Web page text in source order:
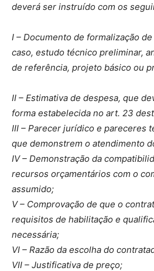
deverá ser instruído com os
I – Documento de formalização
caso, estudo técnico preliminar,
de referência, projeto básico ou
II – Estimativa de despesa, que
forma estabelecida no art. 23
III – Parecer jurídico e pareceres
que demonstrem o atendimento
IV – Demonstração da
recursos orçamentários com o
assumido;
V – Comprovação de que o
requisitos de habilitação e
necessária;
VI – Razão da escolha do
VII – Justificativa de preço;